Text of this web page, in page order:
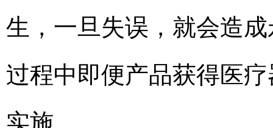
生，一旦失误，就会造
过程中即便产品获得医
实施。